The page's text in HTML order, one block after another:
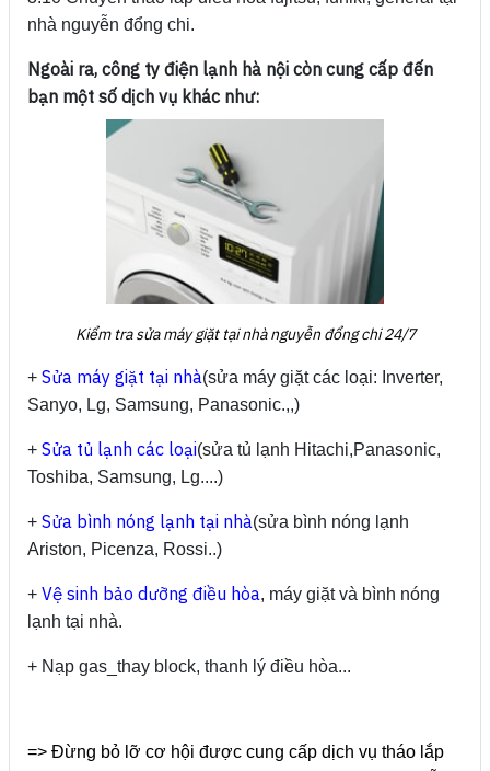
nhà nguyễn đổng chi.
Ngoài ra, công ty điện lạnh hà nội còn cung cấp đến
bạn một số dịch vụ khác như:
Kiểm tra sửa máy giặt tại nhà nguyễn đổng chi 24/7
+ Sửa máy giặt tại nhà(sửa máy giặt các loại: Inverter,
Sanyo, Lg, Samsung, Panasonic.,,)
+ Sửa tủ lạnh các loại(sửa tủ lạnh Hitachi,Panasonic,
Toshiba, Samsung, Lg....)
+ Sửa bình nóng lạnh tại nhà(sửa bình nóng lạnh
Ariston, Picenza, Rossi..)
+ Vệ sinh bảo dưỡng điều hòa, máy giặt và bình nóng
lạnh tại nhà.
+ Nạp gas_thay block, thanh lý điều hòa...
=> Đừng bỏ lỡ cơ hội được cung cấp dịch vụ tháo lắp